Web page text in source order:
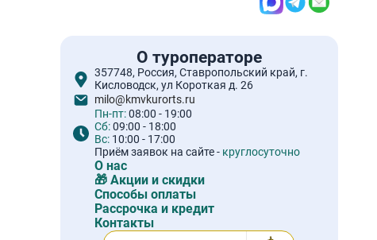
О туроператоре
357748, Россия, Ставропольский край, г.
Кисловодск, ул Короткая д. 26
milo@kmvkurorts.ru
Пн-пт:08:00 - 19:00
Сб:09:00 - 18:00
Вс: 10:00 - 17:00
Приём заявок на сайте - круглосуточно
О нас
🎁 Акции и скидки
Способы оплаты
Рассрочка и кредит
Контакты